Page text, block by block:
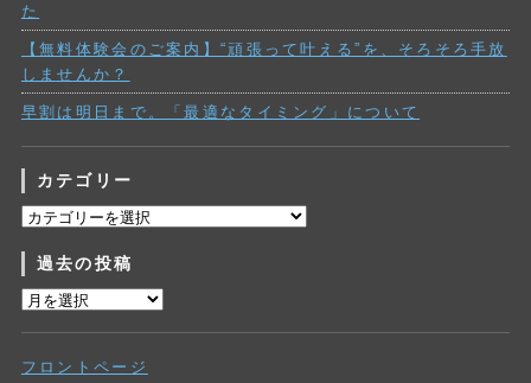
た
【無料体験会のご案内】“頑張って叶える”を、そろそろ手放
しませんか？
早割は明日まで。「最適なタイミング」について
カテゴリー
カ
ゴ
リ
ー
過去の投稿
過
投
フロントページ